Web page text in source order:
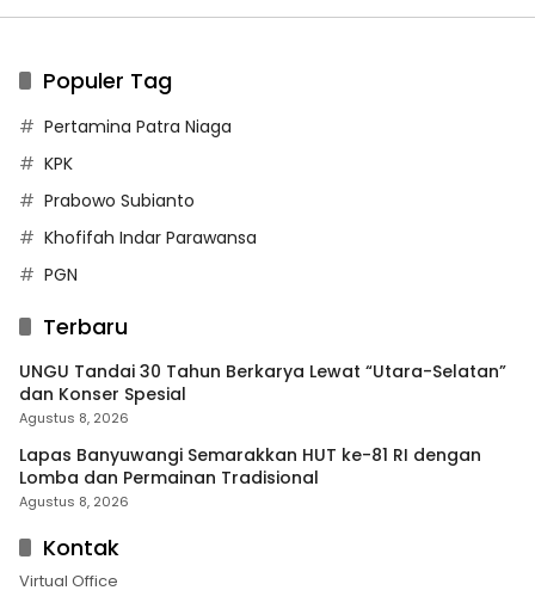
Populer Tag
Pertamina Patra Niaga
KPK
Prabowo Subianto
Khofifah Indar Parawansa
PGN
Terbaru
UNGU Tandai 30 Tahun Berkarya Lewat “Utara-Selatan”
dan Konser Spesial
Agustus 8, 2026
Lapas Banyuwangi Semarakkan HUT ke-81 RI dengan
Lomba dan Permainan Tradisional
Agustus 8, 2026
Kontak
Virtual Office